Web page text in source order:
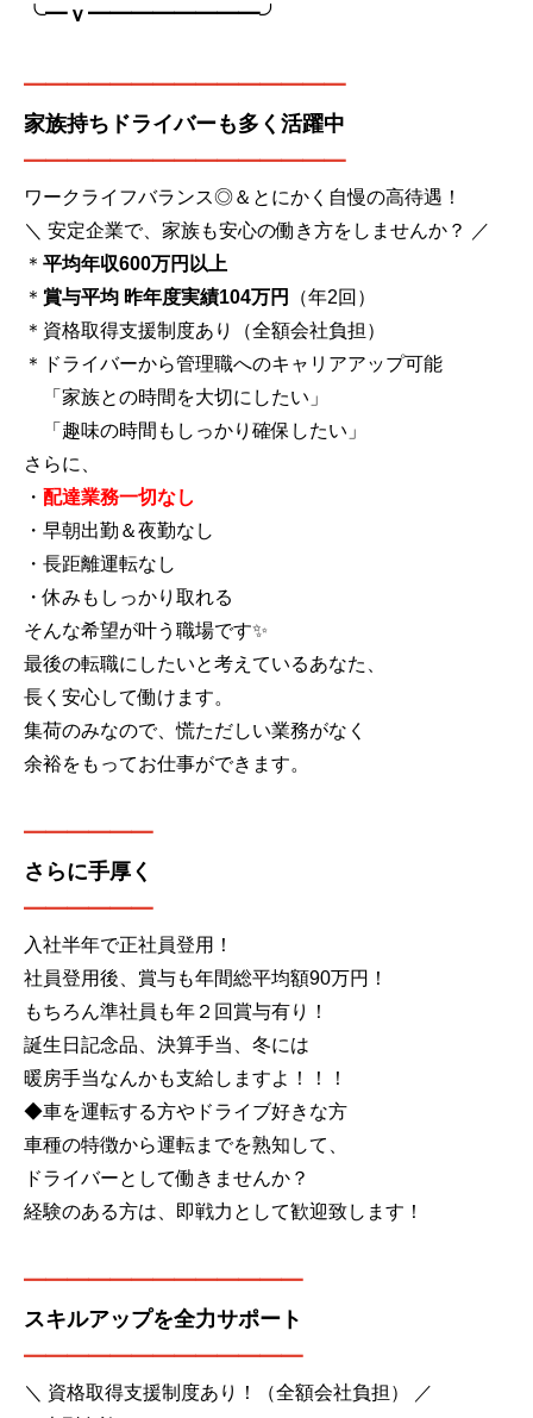
╰━ｖ━━━━━━━━╯
━━━━━━━━━━━━━━━
家族持ちドライバーも多く活躍中
━━━━━━━━━━━━━━━
ワークライフバランス◎＆とにかく自慢の高待遇！
＼ 安定企業で、家族も安心の働き方をしませんか？ ／
＊ 平均年収600万円以上
＊ 賞与平均 昨年度実績104万円
（年2回）
＊資格取得支援制度あり（全額会社負担）
＊ドライバーから管理職へのキャリアアップ可能
「家族との時間を大切にしたい」
「趣味の時間もしっかり確保したい」
さらに、
・ 配達業務一切なし
・早朝出勤＆夜勤なし
・長距離運転なし
・休みもしっかり取れる
そんな希望が叶う職場です✨
最後の転職にしたいと考えているあなた、
長く安心して働けます。
集荷のみなので、慌ただしい業務がなく
余裕をもってお仕事ができます。
━━━━━━
さらに手厚く
━━━━━━
入社半年で正社員登用！
社員登用後、賞与も年間総平均額90万円！
もちろん準社員も年２回賞与有り！
誕生日記念品、決算手当、冬には
暖房手当なんかも支給しますよ！！！
◆車を運転する方やドライブ好きな方
車種の特徴から運転までを熟知して、
ドライバーとして働きませんか？
経験のある方は、即戦力として歓迎致します！
━━━━━━━━━━━━━
スキルアップを全力サポート
━━━━━━━━━━━━━
＼ 資格取得支援制度あり！（全額会社負担） ／